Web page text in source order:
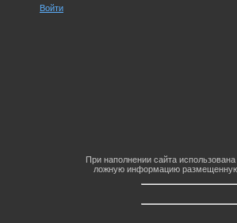
Войти
При наполнении сайта
ложную информацию размещенную